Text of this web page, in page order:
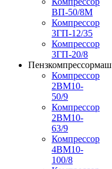
ВП-50/8М
Компрессор
3ГП-12/35
Компрессор
3ГП-20/8
Пензкомпрессормаш
Компрессор
2ВМ10-
50/9
Компрессор
2ВМ10-
63/9
Компрессор
4ВМ10-
100/8